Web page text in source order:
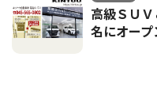
高級ＳＵ
名にオー